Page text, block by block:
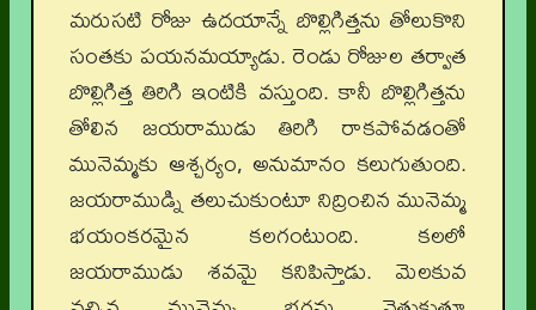
మరుసటి రోజు ఉదయాన్నే బొల్లిగిత్తను తోలుకొని
సంతకు పయనమయ్యాడు. రెండు రోజుల తర్వాత
బొల్లిగిత్త తిరిగి ఇంటికి వస్తుంది. కానీ బొల్లిగిత్తను
తోలిన జయరాముడు తిరిగి రాకపోవడంతో
మునెమ్మకు ఆశ్చర్యం, అనుమానం కలుగుతుంది.
జయరాముడ్ని తలుచుకుంటూ నిద్రించిన మునెమ్మ
భయంకరమైన కలగంటుంది. కలలో
జయరాముడు శవమై కనిపిస్తాడు. మెలకువ